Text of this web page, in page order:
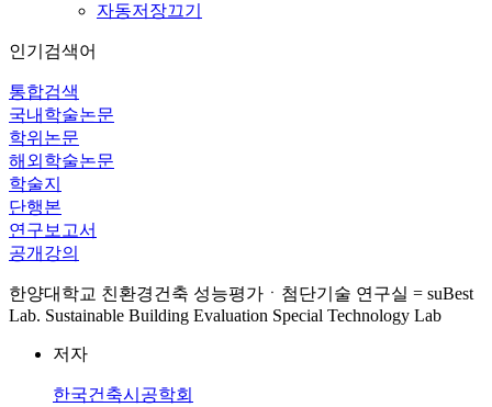
자동저장끄기
인기검색어
통합검색
국내학술논문
학위논문
해외학술논문
학술지
단행본
연구보고서
공개강의
한양대학교 친환경건축 성능평가ㆍ첨단기술 연구실 = suBest
Lab. Sustainable Building Evaluation Special Technology Lab
저자
한국건축시공학회